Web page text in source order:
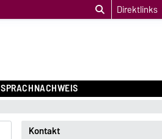
Direktlinks
SPRACHNACHWEIS
Kontakt